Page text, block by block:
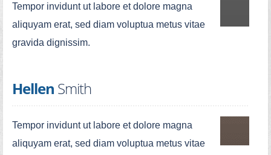
Tempor invidunt ut labore et dolore magna
aliquyam erat, sed diam voluptua metus vitae
gravida dignissim.
Hellen Smith
Tempor invidunt ut labore et dolore magna
aliquyam erat, sed diam voluptua metus vitae